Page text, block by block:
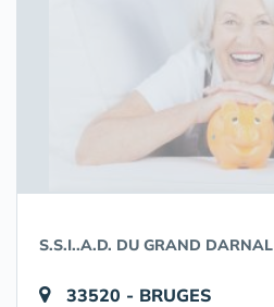
S.S.I..A.D. DU GRAND DARNAL
33520 - BRUGES